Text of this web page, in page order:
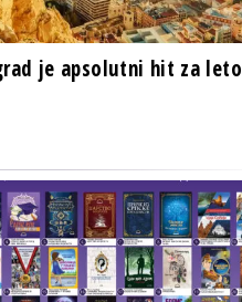
je apsolutni hit za leto